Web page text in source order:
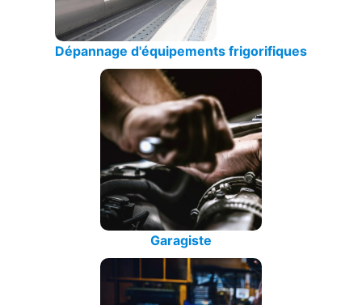
Dépannage d'équipements frigorifiques
Garagiste